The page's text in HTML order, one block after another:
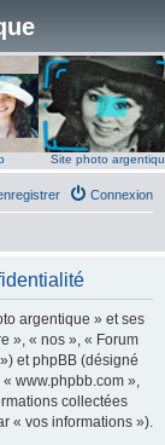
Site photo
Connexion
argentique » et ses
», « nos », « Forum
et phpBB (désigné
www.phpbb.com »,
collectées
« vos informations »).